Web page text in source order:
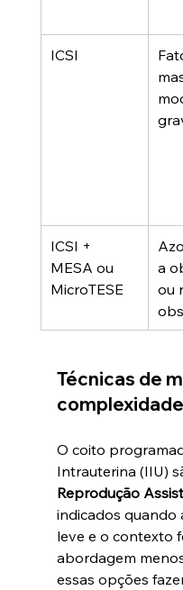
ICSI
ICSI +
MESA ou
MicroTESE
a
ou
Técnicas de
complexidade
O coito
Intrauterina (IIU)
Reprodução
indicados quando
leve e o contexto
abordagem
essas opções